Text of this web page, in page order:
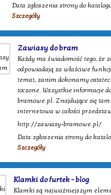
Data zgłoszenia strony do
Szczegóły
Zawiasy do bram
Każdy ma świadomość tego, że
odpowiadają za właściwe
temat, zanim dokonamy
toczone. Wszystkie informacje
bramowe.pl. Znajdujące się
internetowa w całości
http://zawiasy-bramowe.pl/
Data zgłoszenia strony do
Szczegóły
Klamki do furtek - blog
Klamki są najważniejszym